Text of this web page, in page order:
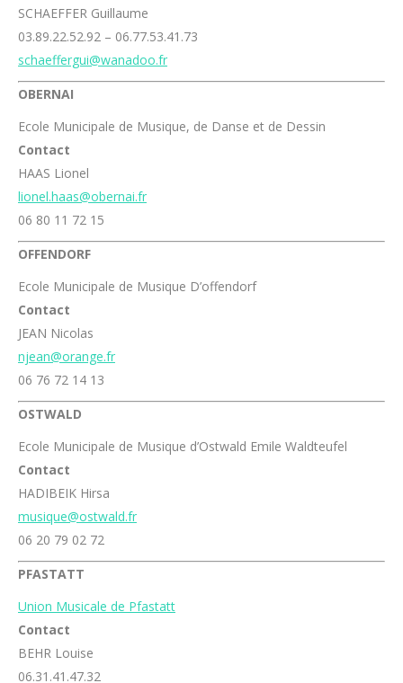
SCHAEFFER Guillaume
03.89.22.52.92 – 06.77.53.41.73
schaeffergui@wanadoo.fr
OBERNAI
Ecole Municipale de Musique, de Danse et de Dessin
Contact
HAAS Lionel
lionel.haas@obernai.fr
06 80 11 72 15
OFFENDORF
Ecole Municipale de Musique D’offendorf
Contact
JEAN Nicolas
njean@orange.fr
06 76 72 14 13
OSTWALD
Ecole Municipale de Musique d’Ostwald Emile Waldteufel
Contact
HADIBEIK Hirsa
musique@ostwald.fr
06 20 79 02 72
PFASTATT
Union Musicale de Pfastatt
Contact
BEHR Louise
06.31.41.47.32